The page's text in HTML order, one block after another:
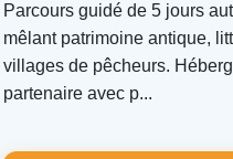
Parcours guidé de 5 jours
mêlant patrimoine antique,
villages de pêcheurs.
partenaire avec p...